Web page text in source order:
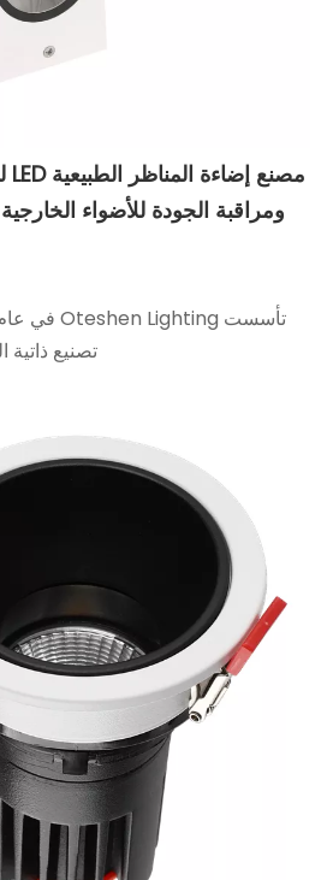
ومراقبة الجودة للأضواء
تصنيع